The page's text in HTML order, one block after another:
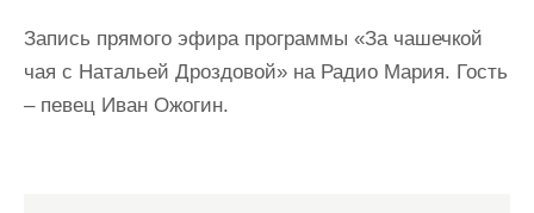
Запись прямого эфира программы «За чашечкой
чая с Натальей Дроздовой» на Радио Мария. Гость
– певец Иван Ожогин.